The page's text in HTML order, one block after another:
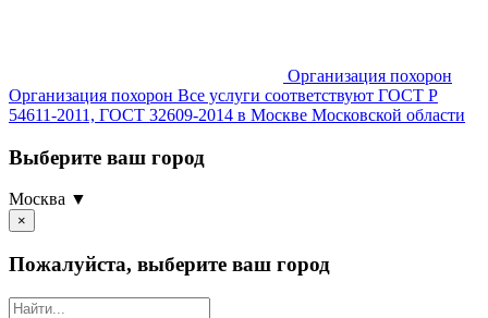
Организация похорон
Организация похорон Все услуги соответствуют ГОСТ Р
54611-2011, ГОСТ 32609-2014 в Москве Московской области
Выберите ваш город
Москва ▼
×
Пожалуйста, выберите ваш город